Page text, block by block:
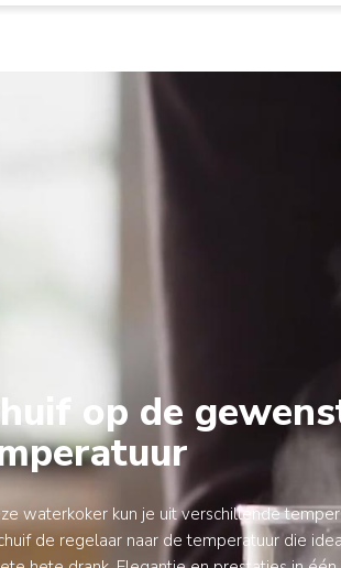
op de
waterkoker kun je uit verschillende
de regelaar naar de temperatuur die